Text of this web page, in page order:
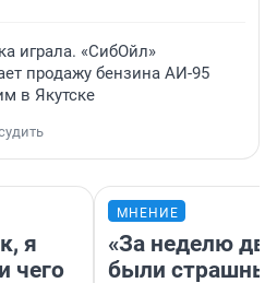
играла. «СибОйл»
продажу бензина АИ-95
в Якутске
я
чего
МНЕНИЕ
«За неделю
были